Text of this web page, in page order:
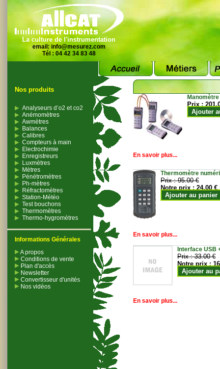
La culture de l'instrumentation
email: info@mesurez.com
Tél : 04 42 34 83 48
Nos produits
Analyseurs d’o2 et co2
Anémomètres
Awmètres
Balances
Calibres
Compteurs à main
Electrochimie
Enregistreurs
Luxmètres
Mètres
Pénétromètres
Ph-mètres
Réfractomètres
Station-Météo
Test bouchons
Thermomètres
Thermo-hygromètres
Informations Générales
A propos
Conditions de vente
Plan d'accès
Newsletter
Convertisseur d'unités
Nos vidéos
Prix :
Ajouter
En savoir plus...
Thermomètre
Prix :95.00 €
Notre prix :24.00 €
Ajouter au panier
En savoir plus...
Interface USB
Prix :33.00 €
Notre prix :
Ajouter au
En savoir plus...